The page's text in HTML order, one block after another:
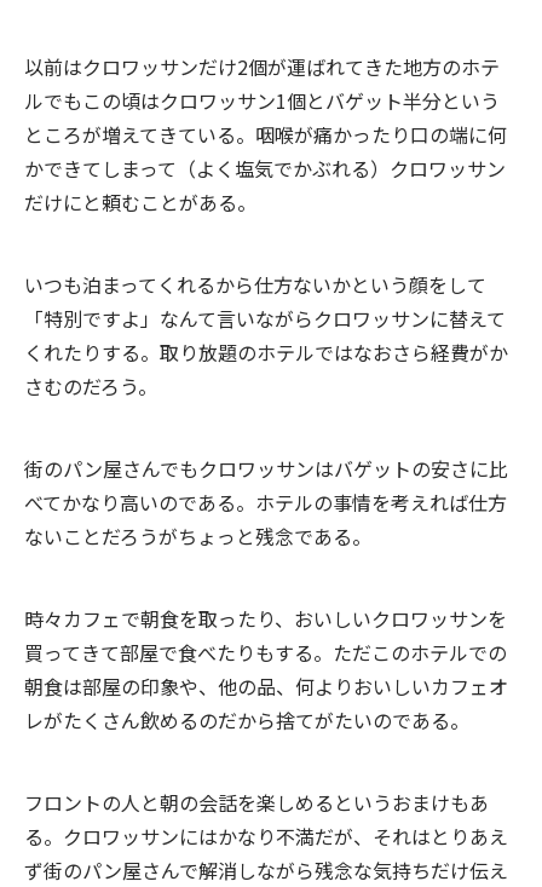
以前はクロワッサンだけ2個が運ばれてきた地方のホテ
ルでもこの頃はクロワッサン1個とバゲット半分という
ところが増えてきている。咽喉が痛かったり口の端に何
かできてしまって（よく塩気でかぶれる）クロワッサン
だけにと頼むことがある。
いつも泊まってくれるから仕方ないかという顔をして
「特別ですよ」なんて言いながらクロワッサンに替えて
くれたりする。取り放題のホテルではなおさら経費がか
さむのだろう。
街のパン屋さんでもクロワッサンはバゲットの安さに比
べてかなり高いのである。ホテルの事情を考えれば仕方
ないことだろうがちょっと残念である。
時々カフェで朝食を取ったり、おいしいクロワッサンを
買ってきて部屋で食べたりもする。ただこのホテルでの
朝食は部屋の印象や、他の品、何よりおいしいカフェオ
レがたくさん飲めるのだから捨てがたいのである。
フロントの人と朝の会話を楽しめるというおまけもあ
る。クロワッサンにはかなり不満だが、それはとりあえ
ず街のパン屋さんで解消しながら残念な気持ちだけ伝え